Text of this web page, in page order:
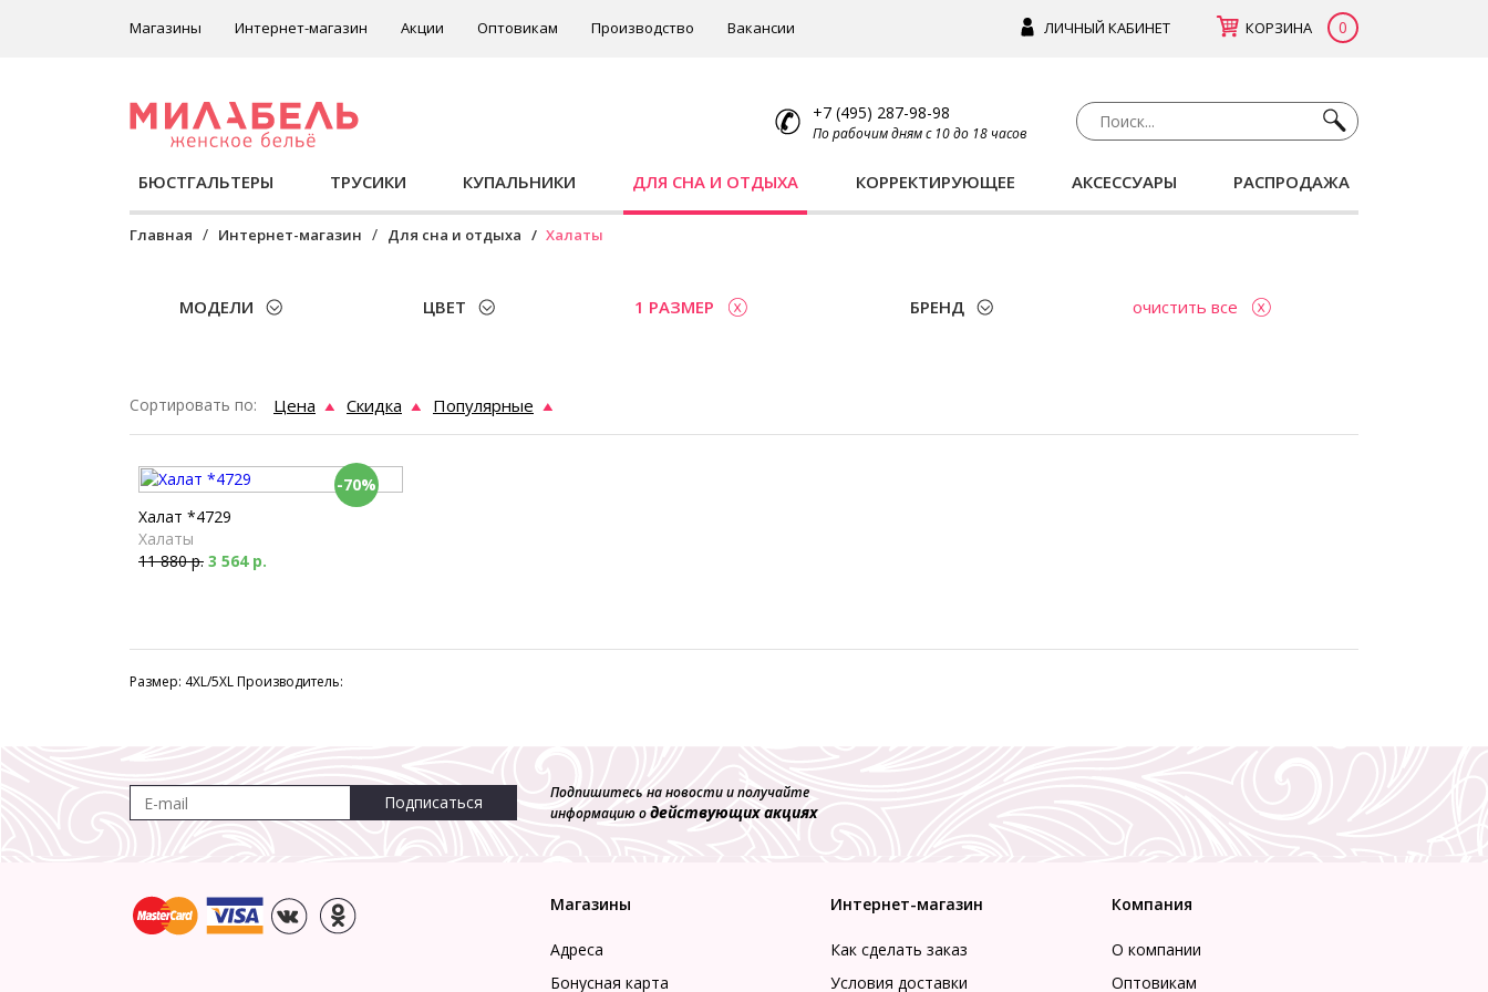
ЛИЧНЫЙ КАБИНЕТ КОРЗИНА 0
Магазины Интернет-магазин Акции Оптовикам Производство Вакансии
+7 (495) 287-98-98
По рабочим дням с 10 до 18 часов
БЮСТГАЛЬТЕРЫ ТРУСИКИ КУПАЛЬНИКИ ДЛЯ СНА И ОТДЫХА КОРРЕКТИРУЮЩЕЕ АКСЕССУАРЫ РАСПРОДАЖА
Главная Интернет-магазин Для сна и отдыха Халаты
МОДЕЛИ ЦВЕТ 1 РАЗМЕР БРЕНД очистить все
Сортировать по: Цена Скидка Популярные
-70%
Халат *4729
Халаты
11 880 р. 3 564 р.
Размер: 4XL/5XL Производитель:
Подписаться
Подпишитесь на новости и получайте
информацию одействующих акциях
Магазины
Адреса
Бонусная карта
Интернет-магазин
Как сделать заказ
Условия доставки
Компания
О компании
Оптовикам